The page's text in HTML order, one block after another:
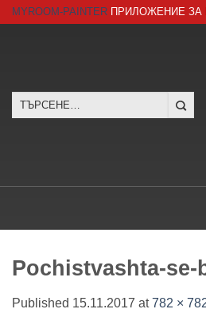
SkipMYROOM-PAINTER ПРИЛОЖЕНИЕ ЗА
Търсене
Pochistvashta-se-
Published 15.11.2017 at782 ×